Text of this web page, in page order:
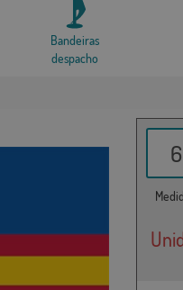
Bandeiras
despacho